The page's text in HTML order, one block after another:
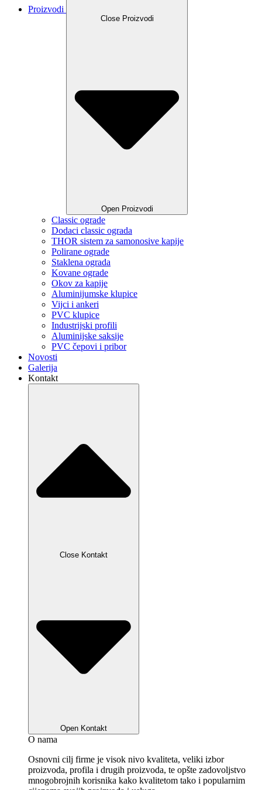
Proizvodi
Close Proizvodi
Open Proizvodi
Classic ograde
Dodaci classic ograda
THOR sistem za samonosive kapije
Polirane ograde
Staklena ograda
Kovane ograde
Okov za kapije
Aluminijumske klupice
Vijci i ankeri
PVC klupice
Industrijski profili
Aluminijske saksije
PVC čepovi i pribor
Novosti
Galerija
Kontakt
Close Kontakt
Open Kontakt
O nama
Osnovni cilj firme je visok nivo kvaliteta, veliki izbor
proizvoda, profila i drugih proizvoda, te opšte zadovoljstvo
mnogobrojnih korisnika kako kvalitetom tako i popularnim